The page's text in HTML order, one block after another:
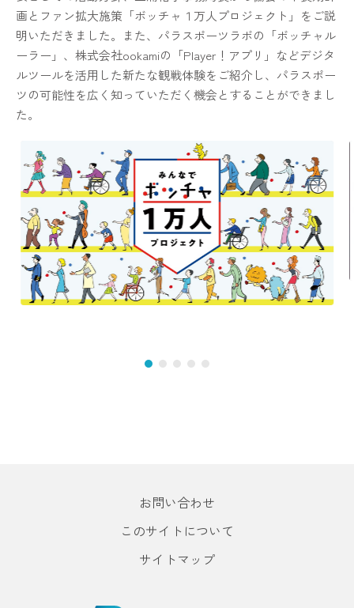
画とファン拡大施策「ボッチャ１万人プロジェクト」をご説
明いただきました。また、パラスポーツラボの「ボッチャル
ーラー」、株式会社ookamiの「Player！アプリ」などデジタ
ルツールを活用した新たな観戦体験をご紹介し、パラスポー
ツの可能性を広く知っていただく機会とすることができまし
た。
お問い合わせ
このサイトについて
サイトマップ